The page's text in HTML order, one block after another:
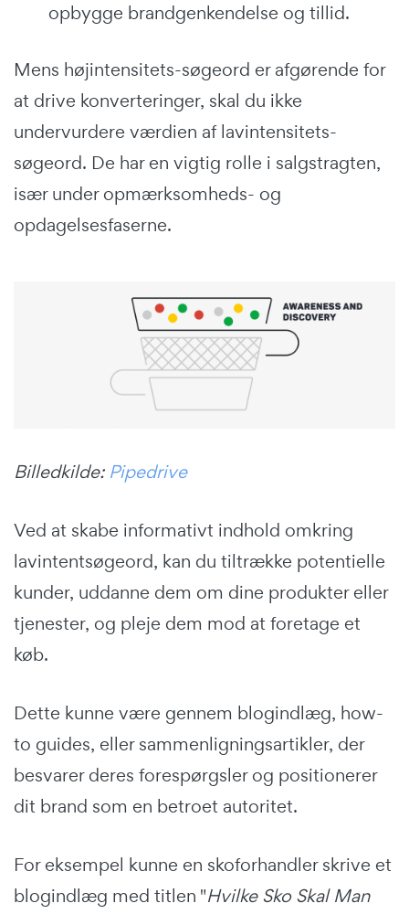
opbygge brandgenkendelse og tillid.
Mens højintensitets-søgeord er afgørende for
at drive konverteringer, skal du ikke
undervurdere værdien af lavintensitets-
søgeord. De har en vigtig rolle i salgstragten,
især under opmærksomheds- og
opdagelsesfaserne.
Billedkilde: Pipedrive
Ved at skabe informativt indhold omkring
lavintentsøgeord, kan du tiltrække potentielle
kunder, uddanne dem om dine produkter eller
tjenester, og pleje dem mod at foretage et
køb.
Dette kunne være gennem blogindlæg, how-
to guides, eller sammenligningsartikler, der
besvarer deres forespørgsler og positionerer
dit brand som en betroet autoritet.
For eksempel kunne en skoforhandler skrive et
blogindlæg med titlen "Hvilke Sko Skal Man